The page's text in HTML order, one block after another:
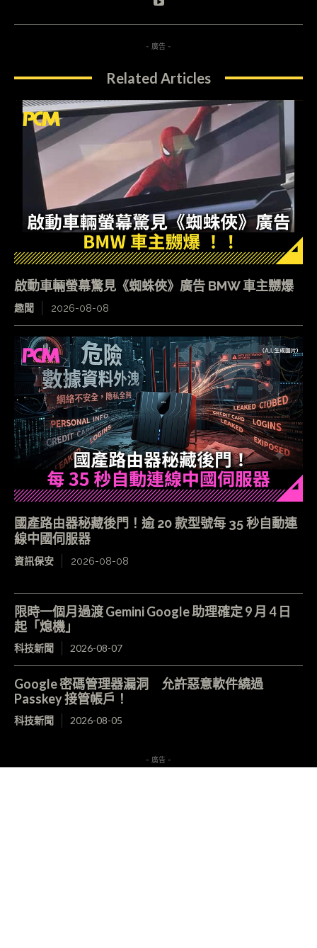
- 廣告 -
Related Articles
啟動車輛螢幕驚見《蜘蛛俠》廣告 BMW 車主嬲爆
趣聞 2026-08-08
國產路由器秘藏後門！逾 20 款型號每 35 秒自動連
線中國伺服器
資訊保安 2026-08-08
限時一個月過渡 Gemini Google 助理確定 9 月 4 日
起「熄機」
科技新聞 2026-08-07
Google 密碼管理器漏洞 允許惡意軟件繞過
Passkey 接管帳戶！
科技新聞 2026-08-05
- 廣告 -